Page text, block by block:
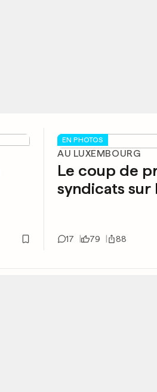
EN PHOTOS
AU LUXEMBOURG
Le coup de
syndicats sur
17 79 88